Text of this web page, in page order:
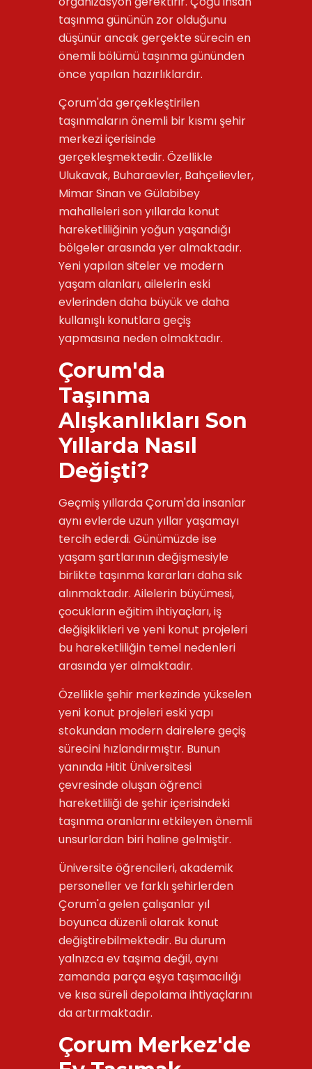
taşınma gününün zor olduğunu
düşünür ancak gerçekte sürecin en
önemli bölümü taşınma gününden
önce yapılan hazırlıklardır.
Çorum'da gerçekleştirilen
taşınmaların önemli bir kısmı şehir
merkezi içerisinde
gerçekleşmektedir. Özellikle
Ulukavak, Buharaevler, Bahçelievler,
Mimar Sinan ve Gülabibey
mahalleleri son yıllarda konut
hareketliliğinin yoğun yaşandığı
bölgeler arasında yer almaktadır.
Yeni yapılan siteler ve modern
yaşam alanları, ailelerin eski
evlerinden daha büyük ve daha
kullanışlı konutlara geçiş
yapmasına neden olmaktadır.
Çorum'da
Taşınma
Alışkanlıkları Son
Yıllarda Nasıl
Değişti?
Geçmiş yıllarda Çorum'da insanlar
aynı evlerde uzun yıllar yaşamayı
tercih ederdi. Günümüzde ise
yaşam şartlarının değişmesiyle
birlikte taşınma kararları daha sık
alınmaktadır. Ailelerin büyümesi,
çocukların eğitim ihtiyaçları, iş
değişiklikleri ve yeni konut projeleri
bu hareketliliğin temel nedenleri
arasında yer almaktadır.
Özellikle şehir merkezinde yükselen
yeni konut projeleri eski yapı
stokundan modern dairelere geçiş
sürecini hızlandırmıştır. Bunun
yanında Hitit Üniversitesi
çevresinde oluşan öğrenci
hareketliliği de şehir içerisindeki
taşınma oranlarını etkileyen önemli
unsurlardan biri haline gelmiştir.
Üniversite öğrencileri, akademik
personeller ve farklı şehirlerden
Çorum'a gelen çalışanlar yıl
boyunca düzenli olarak konut
değiştirebilmektedir. Bu durum
yalnızca ev taşıma değil, aynı
zamanda parça eşya taşımacılığı
ve kısa süreli depolama ihtiyaçlarını
da artırmaktadır.
Çorum Merkez'de